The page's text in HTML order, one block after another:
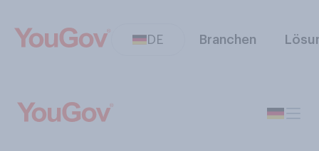
DE Branchen